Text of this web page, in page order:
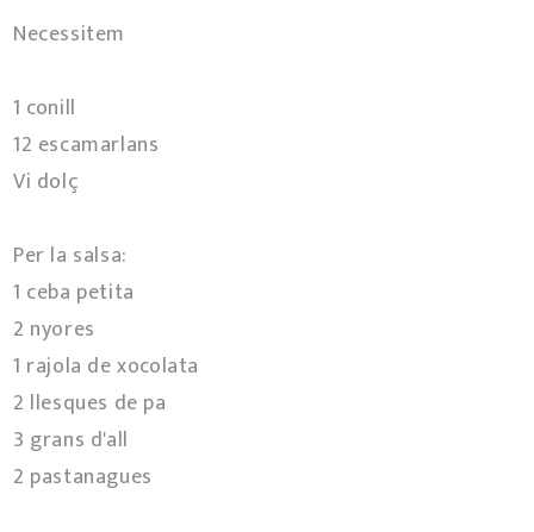
Necessitem
1 conill
12 escamarlans
Vi dolç
Per la salsa:
1 ceba petita
2 nyores
1 rajola de xocolata
2 llesques de pa
3 grans d'all
2 pastanagues